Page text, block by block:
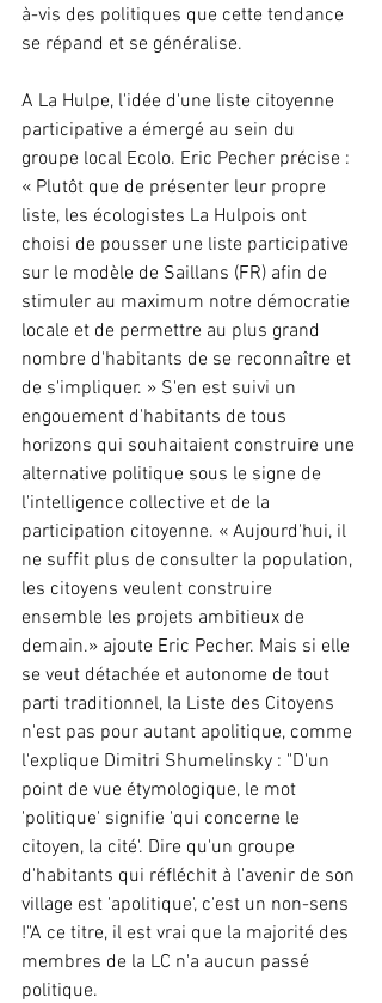
à-vis des politiques que cette tendance
se répand et se généralise.
A La Hulpe, l'idée d'une liste citoyenne
participative a émergé au sein du
groupe local Ecolo. Eric Pecher précise :
« Plutôt que de présenter leur propre
liste, les écologistes La Hulpois ont
choisi de pousser une liste participative
sur le modèle de Saillans (FR) afin de
stimuler au maximum notre démocratie
locale et de permettre au plus grand
nombre d'habitants de se reconnaître et
de s'impliquer. » S'en est suivi un
engouement d'habitants de tous
horizons qui souhaitaient construire une
alternative politique sous le signe de
l'intelligence collective et de la
participation citoyenne. « Aujourd'hui, il
ne suffit plus de consulter la population,
les citoyens veulent construire
ensemble les projets ambitieux de
demain.» ajoute Eric Pecher. Mais si elle
se veut détachée et autonome de tout
parti traditionnel, la Liste des Citoyens
n'est pas pour autant apolitique, comme
l'explique Dimitri Shumelinsky : "D'un
point de vue étymologique, le mot
'politique' signifie 'qui concerne le
citoyen, la cité'. Dire qu'un groupe
d'habitants qui réfléchit à l'avenir de son
village est 'apolitique', c'est un non-sens
!"A ce titre, il est vrai que la majorité des
membres de la LC n'a aucun passé
politique.